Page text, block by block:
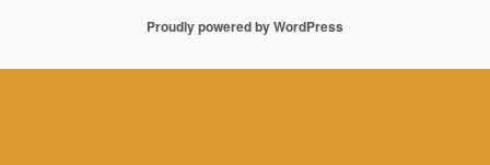
Proudly powered by WordPress